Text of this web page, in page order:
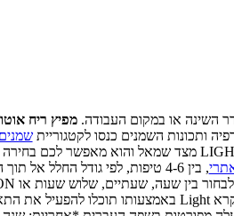
השינה או במקום העבודה.מפיץ ריח
ותכונות השמנים כנסו לקטגוריית
, בין 4-6 טיפות, לפי גודל